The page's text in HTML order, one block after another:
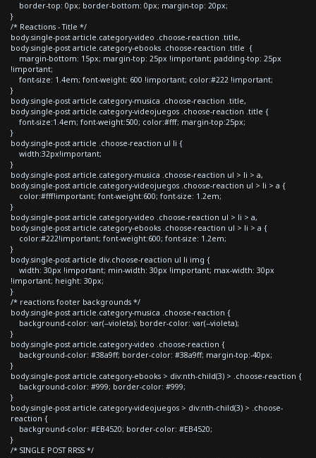
border-top: 0px; border-bottom: 0px; margin-top: 20px;
}
/* Reactions - Title */
body.single-post article.category-video .choose-reaction .title,
body.single-post article.category-ebooks .choose-reaction .title {
margin-bottom: 15px; margin-top: 25px !important; padding-top: 25px
!important;
font-size: 1.4em; font-weight: 600 !important; color:#222 !important;
}
body.single-post article.category-musica .choose-reaction .title,
body.single-post article.category-videojuegos .choose-reaction .title {
font-size:1.4em; font-weight:500; color:#fff; margin-top:25px;
}
body.single-post article .choose-reaction ul li {
width:32px!important;
}
body.single-post article.category-musica .choose-reaction ul > li > a,
body.single-post article.category-videojuegos .choose-reaction ul > li > a {
color:#fff!important; font-weight:600; font-size: 1.2em;
}
body.single-post article.category-video .choose-reaction ul > li > a,
body.single-post article.category-ebooks .choose-reaction ul > li > a {
color:#222!important; font-weight:600; font-size: 1.2em;
}
body.single-post article div.choose-reaction ul li img {
width: 30px !important; min-width: 30px !important; max-width: 30px
!important; height: 30px;
}
/* reactions footer backgrounds */
body.single-post article.category-musica .choose-reaction {
background-color: var(--violeta); border-color: var(--violeta);
}
body.single-post article.category-video .choose-reaction {
background-color: #38a9ff; border-color: #38a9ff; margin-top:-40px;
}
body.single-post article.category-ebooks > div:nth-child(3) > .choose-reaction {
background-color: #999; border-color: #999;
}
body.single-post article.category-videojuegos > div:nth-child(3) > .choose-
reaction {
background-color: #EB4520; border-color: #EB4520;
}
/* SINGLE POST RRSS */